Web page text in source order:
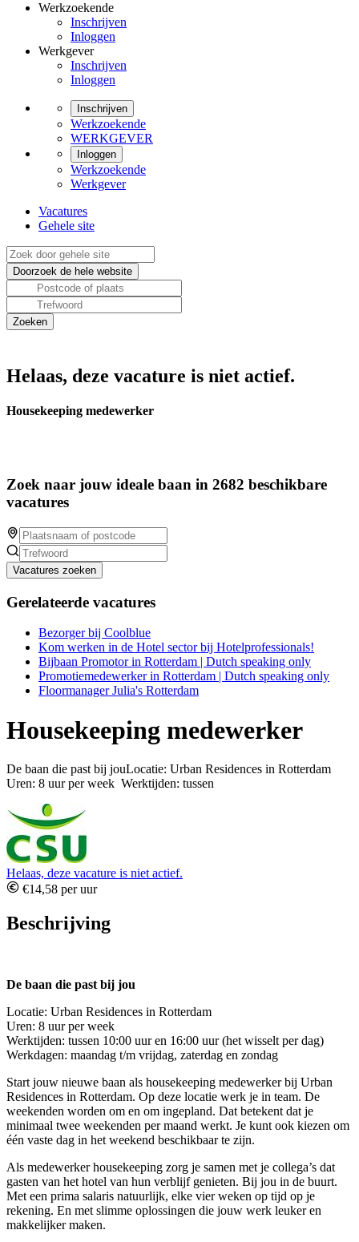
Werkzoekende
Inschrijven
Inloggen
Werkgever
Inschrijven
Inloggen
Inschrijven
Werkzoekende
WERKGEVER
Inloggen
Werkzoekende
Werkgever
Vacatures
Gehele site
Helaas, deze vacature is niet actief.
Housekeeping medewerker
Zoek naar jouw ideale baan in 2682 beschikbare
vacatures
Vacatures zoeken
Gerelateerde vacatures
Bezorger bij Coolblue
Kom werken in de Hotel sector bij Hotelprofessionals!
Bijbaan Promotor in Rotterdam | Dutch speaking only
Promotiemedewerker in Rotterdam | Dutch speaking only
Floormanager Julia's Rotterdam
Housekeeping medewerker
De baan die past bij jouLocatie: Urban Residences in Rotterdam
Uren: 8 uur per week Werktijden: tussen
Helaas, deze vacature is niet actief.
€14,58 per uur
Beschrijving
De baan die past bij jou
Locatie: Urban Residences in Rotterdam
Uren: 8 uur per week
Werktijden: tussen 10:00 uur en 16:00 uur (het wisselt per dag)
Werkdagen: maandag t/m vrijdag, zaterdag en zondag
Start jouw nieuwe baan als housekeeping medewerker bij Urban
Residences in Rotterdam. Op deze locatie werk je in team. De
weekenden worden om en om ingepland. Dat betekent dat je
minimaal twee weekenden per maand werkt. Je kunt ook kiezen om
één vaste dag in het weekend beschikbaar te zijn.
Als medewerker housekeeping zorg je samen met je collega’s dat
gasten van het hotel van hun verblijf genieten. Bij jou in de buurt.
Met een prima salaris natuurlijk, elke vier weken op tijd op je
rekening. En met slimme oplossingen die jouw werk leuker en
makkelijker maken.